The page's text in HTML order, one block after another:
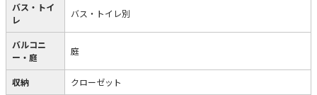
バス・トイ
レ
バス・トイレ別
バルコニ
ー・庭
庭
収納 クローゼット